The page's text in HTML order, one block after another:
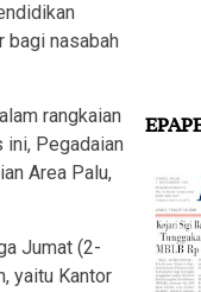
bagi nasabah
rangkaian
ini, Pegadaian
Area Palu,
Jumat (2-
yaitu Kantor